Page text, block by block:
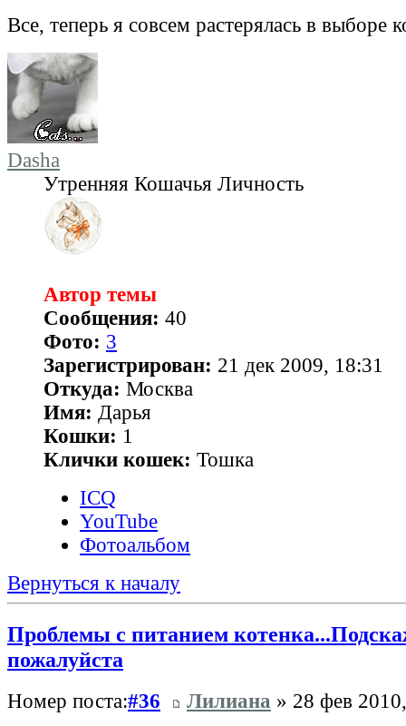
Все, теперь я совсем растерялась в выборе
Dasha
Утренняя Кошачья Личность
Автор темы
Сообщения: 40
Фото: 3
Зарегистрирован: 21 дек 2009, 18:31
Откуда: Москва
Имя: Дарья
Кошки: 1
Клички кошек: Тошка
ICQ
YouTube
Фотоальбом
Вернуться к началу
Проблемы с питанием
пожалуйста
Номер поста:#36 Лилиана » 28 фев